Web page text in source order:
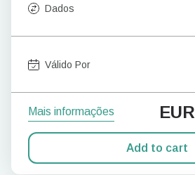
Dados
Válido Por
Mais informações EUR
Add to cart